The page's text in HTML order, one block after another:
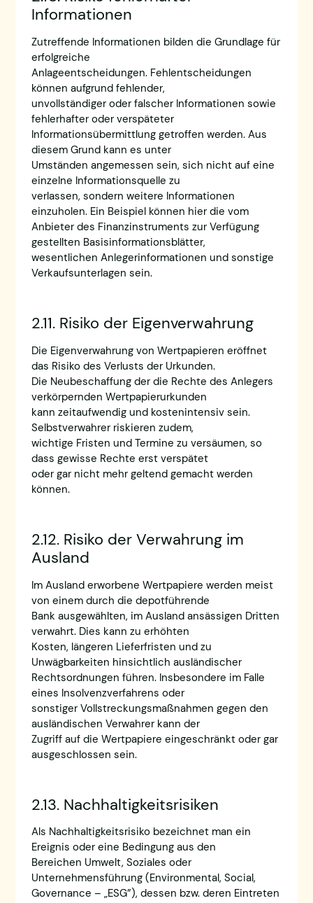
Informationen
Zutreffende Informationen bilden die Grundlage für
erfolgreiche
Anlageentscheidungen. Fehlentscheidungen
können aufgrund fehlender,
unvollständiger oder falscher Informationen sowie
fehlerhafter oder verspäteter
Informationsübermittlung getroffen werden. Aus
diesem Grund kann es unter
Umständen angemessen sein, sich nicht auf eine
einzelne Informationsquelle zu
verlassen, sondern weitere Informationen
einzuholen. Ein Beispiel können hier die vom
Anbieter des Finanzinstruments zur Verfügung
gestellten Basisinformationsblätter,
wesentlichen Anlegerinformationen und sonstige
Verkaufsunterlagen sein.
2.11. Risiko der Eigenverwahrung
Die Eigenverwahrung von Wertpapieren eröffnet
das Risiko des Verlusts der Urkunden.
Die Neubeschaffung der die Rechte des Anlegers
verkörpernden Wertpapierurkunden
kann zeitaufwendig und kostenintensiv sein.
Selbstverwahrer riskieren zudem,
wichtige Fristen und Termine zu versäumen, so
dass gewisse Rechte erst verspätet
oder gar nicht mehr geltend gemacht werden
können.
2.12. Risiko der Verwahrung im
Ausland
Im Ausland erworbene Wertpapiere werden meist
von einem durch die depotführende
Bank ausgewählten, im Ausland ansässigen Dritten
verwahrt. Dies kann zu erhöhten
Kosten, längeren Lieferfristen und zu
Unwägbarkeiten hinsichtlich ausländischer
Rechtsordnungen führen. Insbesondere im Falle
eines Insolvenzverfahrens oder
sonstiger Vollstreckungsmaßnahmen gegen den
ausländischen Verwahrer kann der
Zugriff auf die Wertpapiere eingeschränkt oder gar
ausgeschlossen sein.
2.13. Nachhaltigkeitsrisiken
Als Nachhaltigkeitsrisiko bezeichnet man ein
Ereignis oder eine Bedingung aus den
Bereichen Umwelt, Soziales oder
Unternehmensführung (Environmental, Social,
Governance – „ESG”), dessen bzw. deren Eintreten